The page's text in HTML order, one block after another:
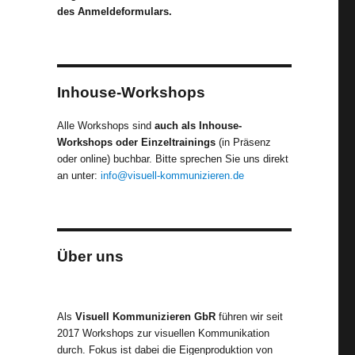
des Anmeldeformulars.
Inhouse-Workshops
Alle Workshops sind auch als Inhouse-
Workshops oder Einzeltrainings(in Präsenz
oder online) buchbar. Bitte sprechen Sie uns direkt
an unter: info@visuell-kommunizieren.de
Über uns
Als Visuell Kommunizieren GbRführen wir seit
2017 Workshops zur visuellen Kommunikation
durch. Fokus ist dabei die Eigenproduktion von